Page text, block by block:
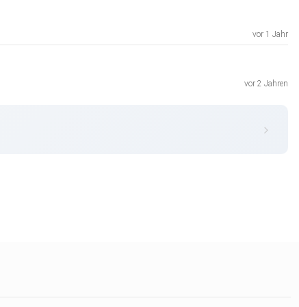
vor 1 Jahr
vor 2 Jahren